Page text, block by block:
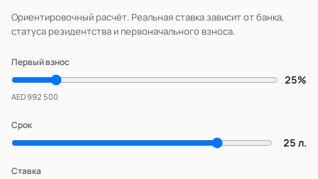
Ориентировочный расчёт. Реальная ставка зависит от банка,
статуса резидентства и первоначального взноса.
Первый взнос
25%
AED 992 500
Срок
25 л.
Ставка